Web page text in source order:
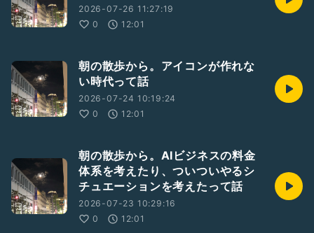
2026-07-26 11:27:19
0
12:01
朝の散歩から。アイコンが作れな
い時代って話
2026-07-24 10:19:24
0
12:01
朝の散歩から。AIビジネスの料金
体系を考えたり、ついついやるシ
チュエーションを考えたって話
2026-07-23 10:29:16
0
12:01